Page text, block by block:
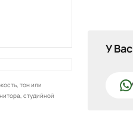
тон или
студийной
У